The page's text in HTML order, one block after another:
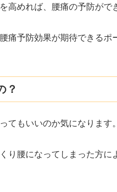
高めれば、腰痛の予防がで
痛予防効果が期待できるポ
？
てもいいのか気になります。
り腰になってしまった方に